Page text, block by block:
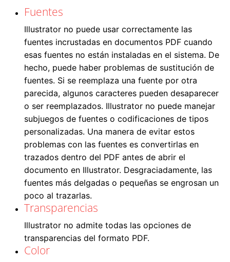
Fuentes
Illustrator no puede usar correctamente las
fuentes incrustadas en documentos PDF cuando
esas fuentes no están instaladas en el sistema. De
hecho, puede haber problemas de sustitución de
fuentes. Si se reemplaza una fuente por otra
parecida, algunos caracteres pueden desaparecer
o ser reemplazados. Illustrator no puede manejar
subjuegos de fuentes o codificaciones de tipos
personalizadas. Una manera de evitar estos
problemas con las fuentes es convertirlas en
trazados dentro del PDF antes de abrir el
documento en Illustrator. Desgraciadamente, las
fuentes más delgadas o pequeñas se engrosan un
poco al trazarlas.
Transparencias
Illustrator no admite todas las opciones de
transparencias del formato PDF.
Color